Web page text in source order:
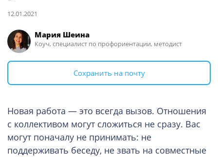
12.01.2021
Мария Шеина
Коуч, специалист по профориентации, методист
Сохранить на почту
Новая работа — это всегда вызов. Отношения
с коллективом могут сложиться не сразу. Вас
могут поначалу не принимать: не
поддерживать беседу, не звать на совместные